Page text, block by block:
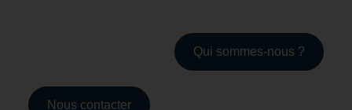
Qui sommes-nous ?
Nous contacter